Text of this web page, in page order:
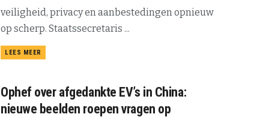
veiligheid, privacy en aanbestedingen opnieuw
op scherp. Staatssecretaris ...
LEES MEER
Ophef over afgedankte EV’s in China:
nieuwe beelden roepen vragen op